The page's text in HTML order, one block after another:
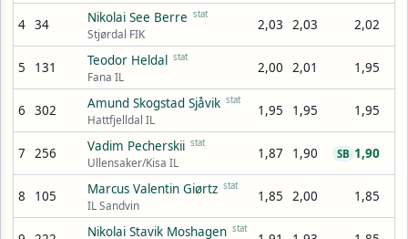
4 34 Nikolai See Berre stat
Stjørdal FIK
2,03 2,03 2,02
5 131 Teodor Heldal stat
Fana IL
2,00 2,01 1,95
6 302 Amund Skogstad Sjåvik stat
Hattfjelldal IL
1,95 1,95 1,95
7 256 Vadim Pecherskii stat
Ullensaker/Kisa IL
1,87 1,90 1,90
SB
8 105 Marcus Valentin Giørtz stat
IL Sandvin
1,85 2,00 1,85
Nikolai Stavik Moshagen stat